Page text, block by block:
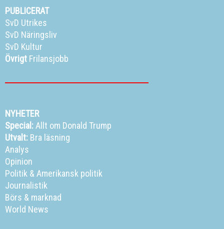
PUBLICERAT
SvD Utrikes
SvD Näringsliv
SvD Kultur
Övrigt Frilansjobb
NYHETER
Special:Allt om Donald Trump
Utvalt: Bra läsning
Analys
Opinion
Politik &Amerikansk politik
Journalistik
Börs & marknad
World News